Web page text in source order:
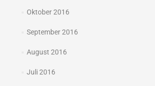
Oktober 2016
September 2016
August 2016
Juli 2016